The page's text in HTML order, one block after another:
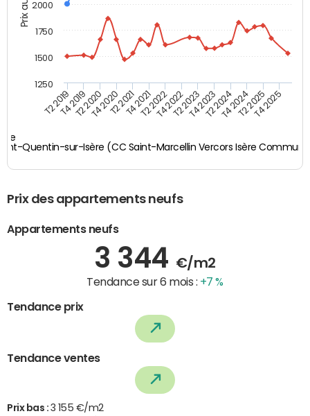
Quentin-sur-Isère (CC Saint-Marcellin Vercors Isère
T2 2019T4 2019T2 2020T4 2020T2 2021T4 2021T2 2022T4 2022T2 2023T4 2023T2 2024T4 2024T2 2025T4 2025
1250
1500
1750
2000
Prix des appartements neufs
Appartements neufs
3 344 €/m2
Tendance sur 6 mois : +7 %
Tendance prix
Tendance ventes
Prix bas : 3 155 €/m2